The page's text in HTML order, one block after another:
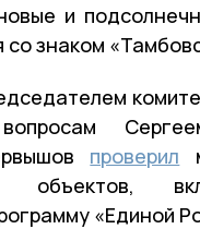
и
со знаком
проверил
объектов,
«Единой